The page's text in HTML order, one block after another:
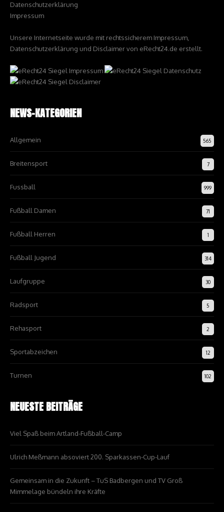
Datenschutzerklärung
Impressum
Unsere Internetseite wurde mit rechtssicherem Impressum,
Datenschutzerklärung und Disclaimer von eRecht24.de erstellt.
NEWS-KATEGORIEN
Allgemein 565
Breitensport 7
Fussball 999
Fußball Damen 71
Fußball Herren 1
Fußball Jugend 314
Laufgruppe 30
Radsport 5
Rehasport 2
Sportabzeichen 12
Turnen 102
NEUESTE BEITRÄGE
Viel Spaß beim Artland-Fußball-Camp
Ulrich Meßmann absoviert 200. Sparkassen-Cup-Lauf
Gemeinsam in die Zukunft – TuS Badbergen und TV Groß
Mimmelage bündeln ihre Kräfte